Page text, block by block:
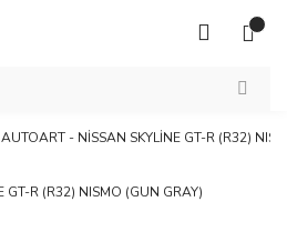
AUTOART - NİSSAN SKYLİNE GT-R (R32)